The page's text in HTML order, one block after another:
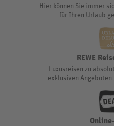
Hier können Sie immer
für Ihren Urlaub
REWE
Luxusreisen zu
exklusiven